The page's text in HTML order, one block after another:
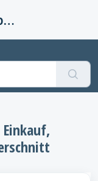
MeinHandwerker-App Info-Kiste